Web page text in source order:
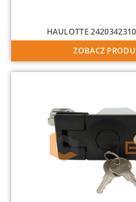
HAULOTTE
ZOBACZ